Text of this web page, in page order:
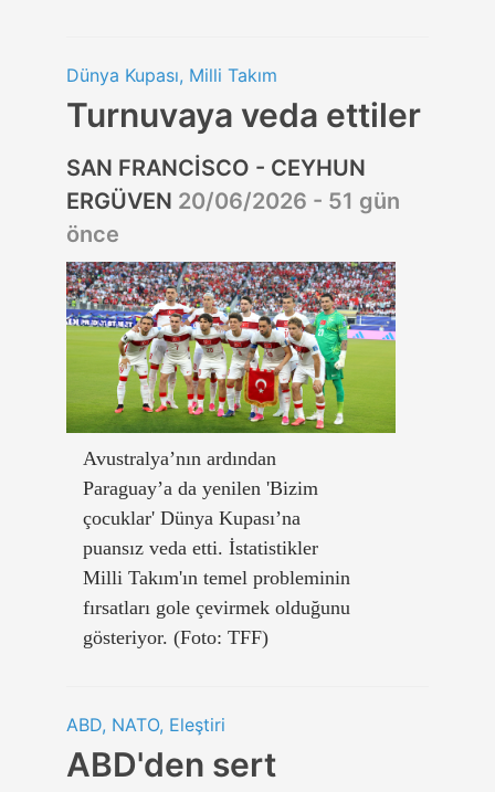
Dünya Kupası, Milli Takım
Turnuvaya veda ettiler
SAN FRANCİSCO - CEYHUN
ERGÜVEN 20/06/2026 - 51 gün
önce
Avustralya’nın ardından
Paraguay’a da yenilen 'Bizim
çocuklar' Dünya Kupası’na
puansız veda etti. İstatistikler
Milli Takım'ın temel probleminin
fırsatları gole çevirmek olduğunu
gösteriyor. (Foto: TFF)
ABD, NATO, Eleştiri
ABD'den sert